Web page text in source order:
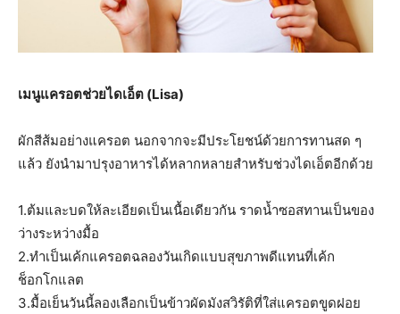
เมนูแครอตช่วยไดเอ็ต (Lisa)
ผักสีส้มอย่างแครอต นอกจากจะมีประโยชน์ด้วยการทานสด ๆ
แล้ว ยังนำมาปรุงอาหารได้หลากหลายสำหรับช่วงไดเอ็ตอีกด้วย
1.ต้มและบดให้ละเอียดเป็นเนื้อเดียวกัน ราดน้ำซอสทานเป็นของ
ว่างระหว่างมื้อ
2.ทำเป็นเค้กแครอตฉลองวันเกิดแบบสุขภาพดีแทนที่เค้ก
ช็อกโกแลต
3.มื้อเย็นวันนี้ลองเลือกเป็นข้าวผัดมังสวิรัติที่ใส่แครอตขูดฝอย